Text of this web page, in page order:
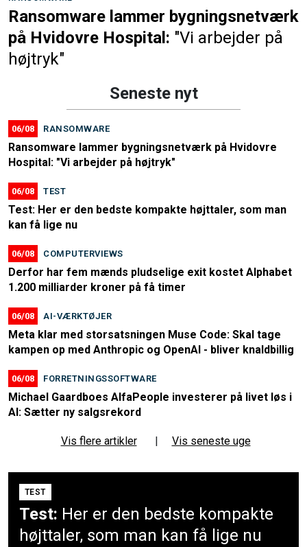
Ransomware lammer bygningsnetværk
på Hvidovre Hospital: "Vi arbejder på
højtryk"
Seneste nyt
06/08 RANSOMWARE
Ransomware lammer bygningsnetværk på Hvidovre
Hospital: "Vi arbejder på højtryk"
06/08 TEST
Test: Her er den bedste kompakte højttaler, som man
kan få lige nu
06/08 COMPUTERVIEWS
Derfor har fem mænds pludselige exit kostet Alphabet
1.200 milliarder kroner på få timer
06/08 AI-VÆRKTØJER
Meta klar med storsatsningen Muse Code: Skal tage
kampen op med Anthropic og OpenAI - bliver knaldbillig
06/08 FORRETNINGSSOFTWARE
Michael Gaardboes AlfaPeople investerer på livet løs i
AI: Sætter ny salgsrekord
Vis flere artikler | Vis seneste uge
TEST
Test: Her er den bedste kompakte
højttaler, som man kan få lige nu